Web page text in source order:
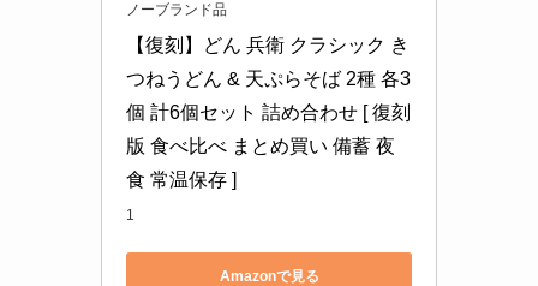
ノーブランド品
【復刻】どん 兵衛 クラシック き
つねうどん & 天ぷらそば 2種 各3
個 計6個セット 詰め合わせ [ 復刻
版 食べ比べ まとめ買い 備蓄 夜
食 常温保存 ]
1
Amazonで見る